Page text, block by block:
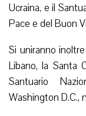
Ucraina, e il
Pace e del Buon
Si uniranno
Libano, la Santa
Santuario
Washington D.C.,